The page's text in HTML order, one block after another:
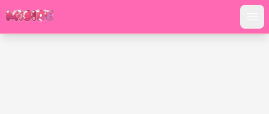
PlayMiside.com